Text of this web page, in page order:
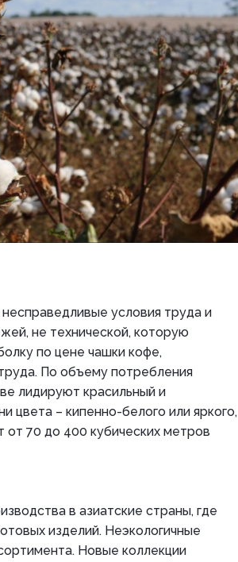
условия труда и
не технической, которую
по цене чашки кофе,
По объему потребления
лидируют красильный и
цвета – кипенно-белого или яркого,
от 70 до 400 кубических метров
в азиатские страны, где
изделий. Неэкологичные
Новые коллекции